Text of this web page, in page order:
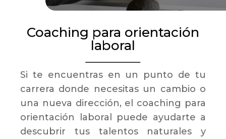
Coaching para orientación
laboral
Si te encuentras en un punto de tu
carrera donde necesitas un cambio o
una nueva dirección, el coaching para
orientación laboral puede ayudarte a
descubrir tus talentos naturales y